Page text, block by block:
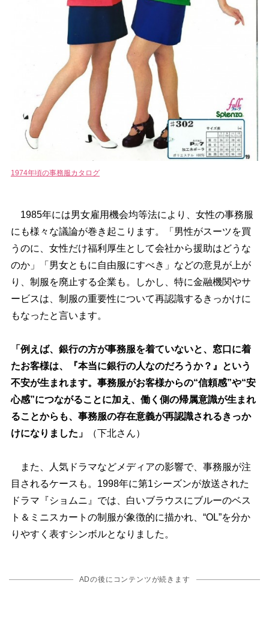
1974年頃の事務服カタログ
1985年には男女雇用機会均等法により、女性の事務服
にも様々な議論が巻き起こります。「男性がスーツを買
うのに、女性だけ福利厚生として会社から援助はどうな
のか」「男女ともに自由服にすべき」などの意見が上が
り、制服を廃止する企業も。しかし、特に金融機関やサ
ービスは、制服の重要性について再認識するきっかけに
もなったと言います。
「例えば、銀行の方が事務服を着ていないと、窓口に着
たお客様は、『本当に銀行の人なのだろうか？』という
不安が生まれます。事務服がお客様からの“信頼感”や“安
心感”につながることに加え、働く側の帰属意識が生まれ
ることからも、事務服の存在意義が再認識されるきっか
けになりました」
（下北さん）
また、人気ドラマなどメディアの影響で、事務服が注
目されるケースも。1998年に第1シーズンが放送された
ドラマ『ショムニ』では、白いブラウスにブルーのベス
ト＆ミニスカートの制服が象徴的に描かれ、“OL”を分か
りやすく表すシンボルとなりました。
ADの後にコンテンツが続きます